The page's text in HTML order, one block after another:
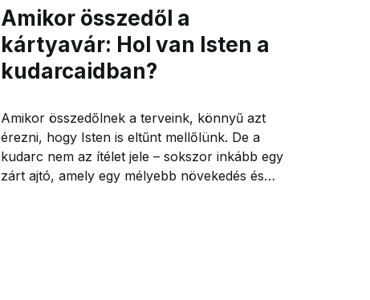
Amikor összedől a
kártyavár: Hol van Isten a
kudarcaidban?
Amikor összedőlnek a terveink, könnyű azt
érezni, hogy Isten is eltűnt mellőlünk. De a
kudarc nem az ítélet jele – sokszor inkább egy
zárt ajtó, amely egy mélyebb növekedés és